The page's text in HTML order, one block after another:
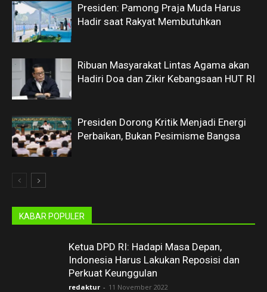
Presiden: Pamong Praja Muda Harus
Hadir saat Rakyat Membutuhkan
Ribuan Masyarakat Lintas Agama akan
Hadiri Doa dan Zikir Kebangsaan HUT RI
Presiden Dorong Kritik Menjadi Energi
Perbaikan, Bukan Pesimisme Bangsa
KABAR POPULER
Ketua DPD RI: Hadapi Masa Depan,
Indonesia Harus Lakukan Reposisi dan
Perkuat Keunggulan
redaktur - 11 November 2022